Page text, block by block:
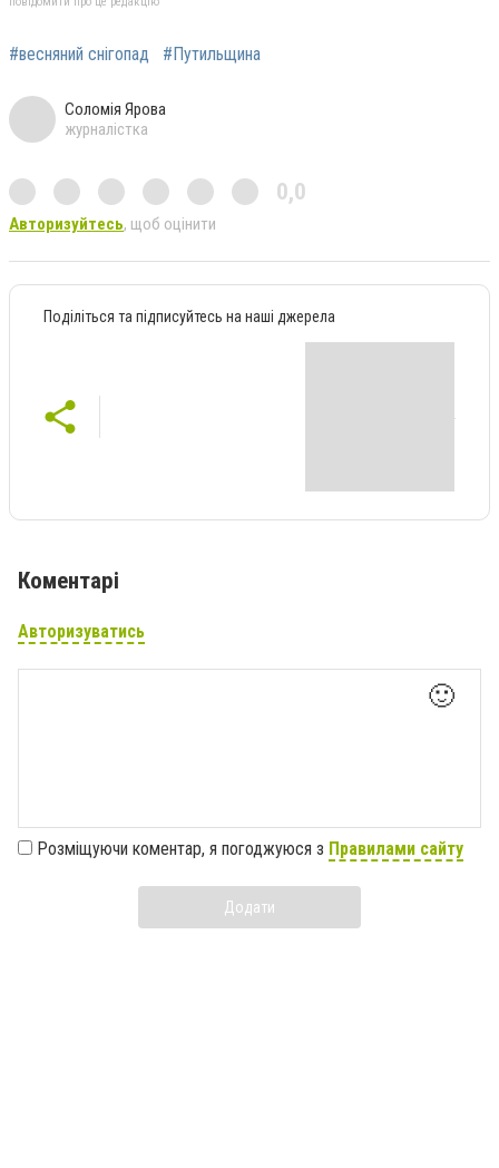
#весняний снігопад #Путильщина
Соломія Ярова
журналістка
0,0
Авторизуйтесь, щоб оцінити
Поділіться та підписуйтесь на наші джерела
Коментарі
Авторизуватись
🙂
Розміщуючи коментар, я погоджуюся з Правилами сайту
Додати